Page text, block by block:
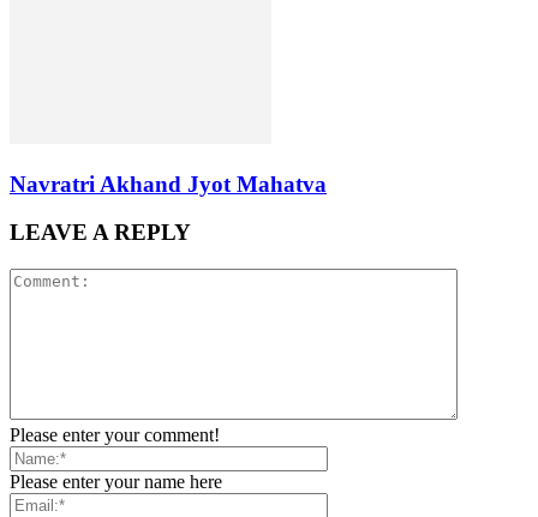
Navratri Akhand Jyot Mahatva
LEAVE A REPLY
Please enter your comment!
Please enter your name here